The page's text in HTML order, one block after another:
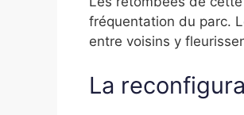
fréquentation du parc.
entre voisins y
La